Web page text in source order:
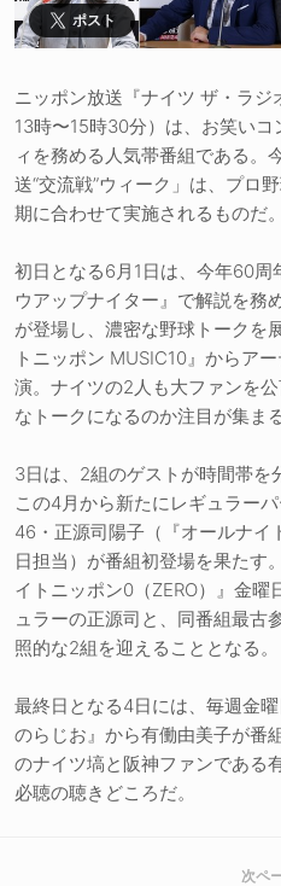
ポスト
ニッポン放送『ナイツ ザ・ラ
13時〜15時30分）は、お笑い
ィを務める人気帯番組である。
送“交流戦”ウィーク」は、プロ
期に合わせて実施されるものだ。
初日となる6月1日は、今年60周
ウアップナイター』で解説を務
が登場し、濃密な野球トークを
トニッポン MUSIC10』からア
演。ナイツの2人も大ファンを
なトークになるのか注目が集まる
3日は、2組のゲストが時間帯を
この4月から新たにレギュラー
46・正源司陽子（『オールナイ
日担当）が番組初登場を果たす
イトニッポン0（ZERO）』金
ュラーの正源司と、同番組最古
照的な2組を迎えることとなる。
最終日となる4日には、毎週金
のらじお』から有働由美子が番
のナイツ塙と阪神ファンである
必聴の聴きどころだ。
次ペ